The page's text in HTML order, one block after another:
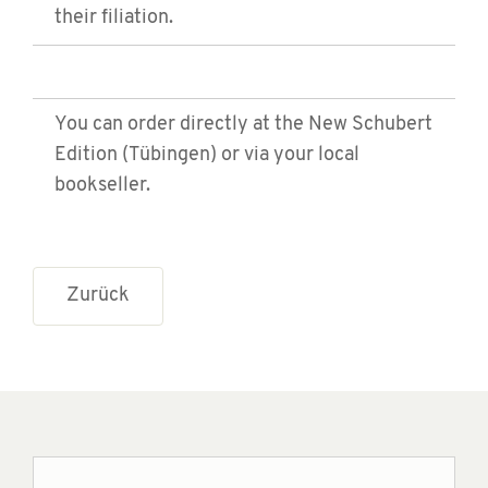
their filiation.
You can order directly at the New Schubert
Edition (Tübingen) or via your local
bookseller.
Zurück